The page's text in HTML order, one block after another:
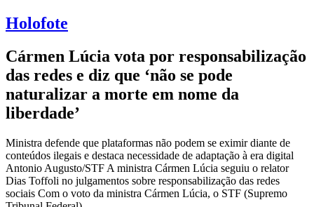
Holofote
Cármen Lúcia vota por responsabilização
das redes e diz que ‘não se pode
naturalizar a morte em nome da
liberdade’
Ministra defende que plataformas não podem se eximir diante de
conteúdos ilegais e destaca necessidade de adaptação à era digital
Antonio Augusto/STF A ministra Cármen Lúcia seguiu o relator
Dias Toffoli no julgamentos sobre responsabilização das redes
sociais Com o voto da ministra Cármen Lúcia, o STF (Supremo